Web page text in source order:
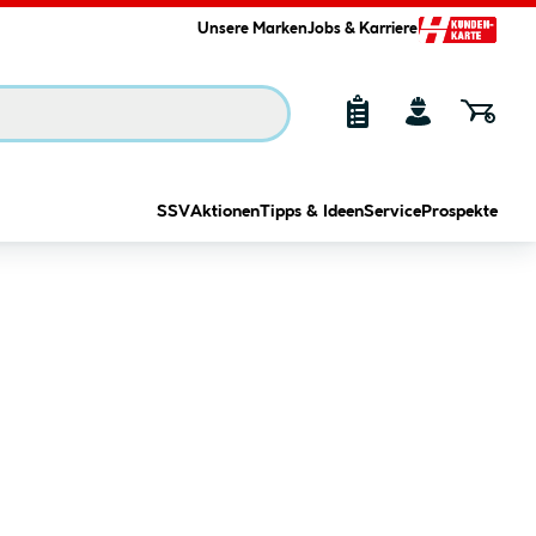
Unsere MarkenJobs & Karriere
SSVAktionenTipps & IdeenService Prospekte